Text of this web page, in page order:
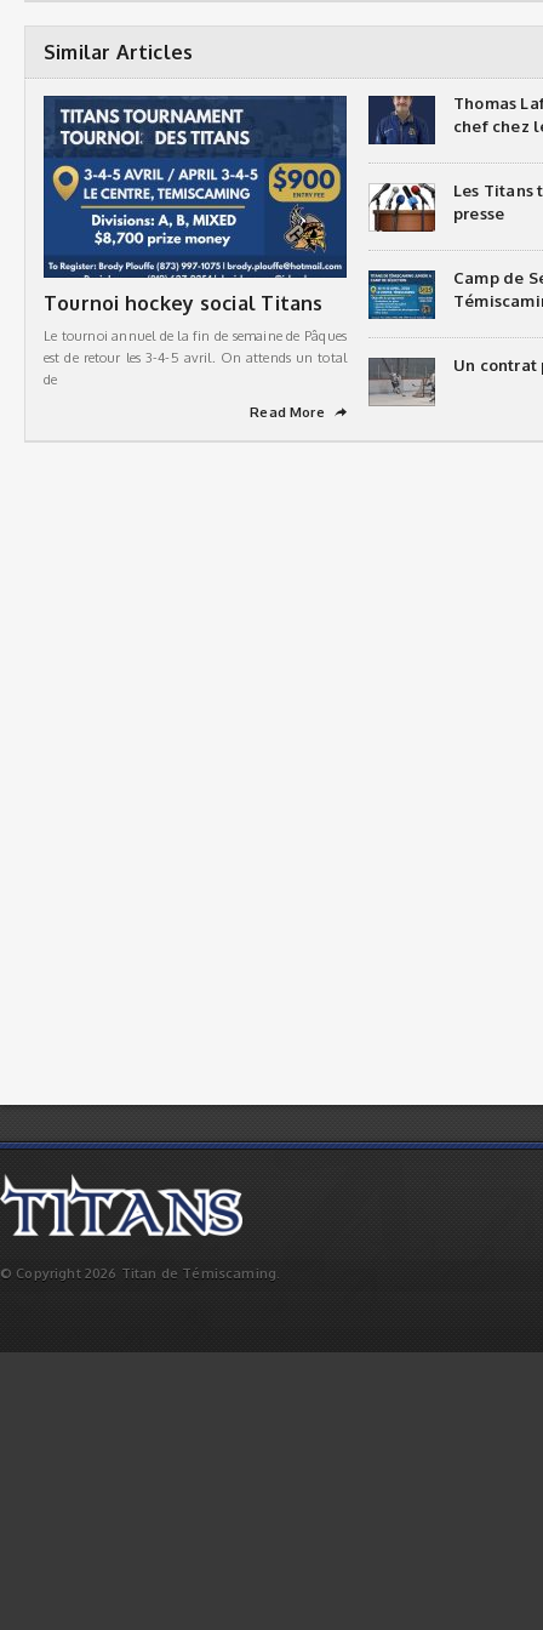
Similar Articles
Tournoi hockey social Titans
Le tournoi annuel de la fin de semaine de Pâques
est de retour les 3-4-5 avril. On attends un total
de
Read More
➦
Thomas
chef chez
Les Titans
presse
Camp de
Un contrat
© Copyright 2026 Titan de Témiscaming.